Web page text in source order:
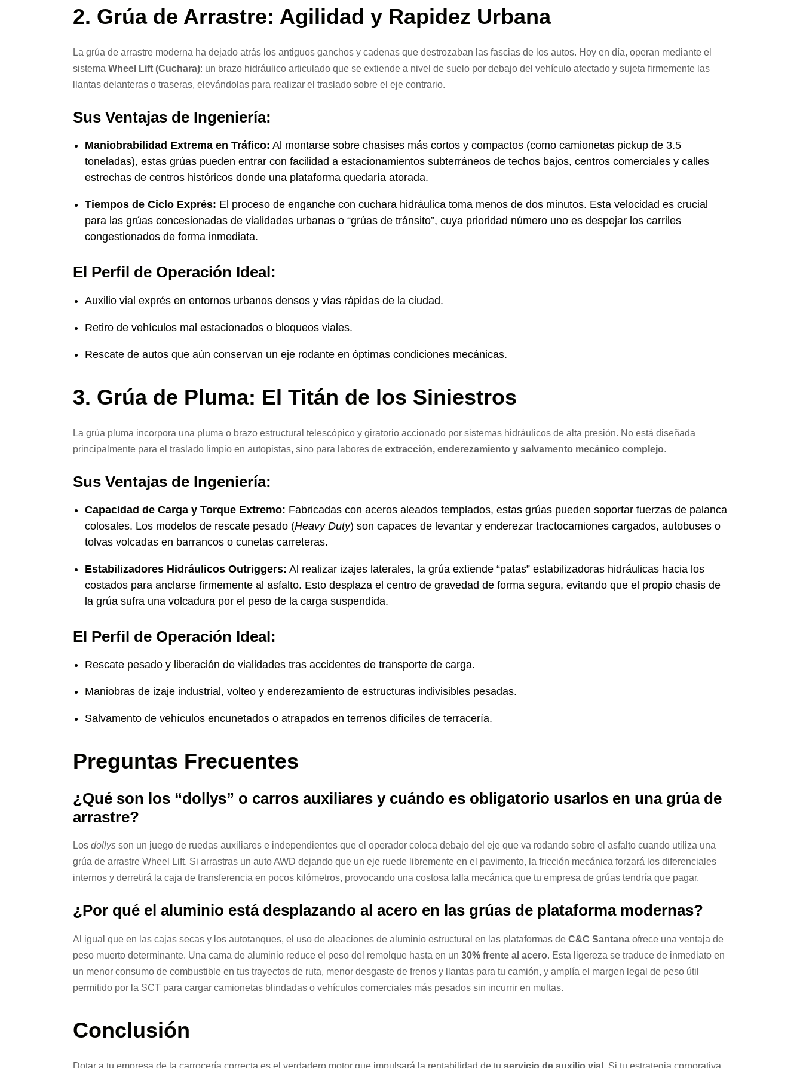
2. Grúa de Arrastre: Agilidad y Rapidez Urbana
La grúa de arrastre moderna ha dejado atrás los antiguos ganchos y cadenas que destrozaban las fascias de los autos. Hoy en día, operan mediante el
sistema Wheel Lift (Cuchara): un brazo hidráulico articulado que se extiende a nivel de suelo por debajo del vehículo afectado y sujeta firmemente las
llantas delanteras o traseras, elevándolas para realizar el traslado sobre el eje contrario.
Sus Ventajas de Ingeniería:
Maniobrabilidad Extrema en Tráfico: Al montarse sobre chasises más cortos y compactos (como camionetas pickup de 3.5
toneladas), estas grúas pueden entrar con facilidad a estacionamientos subterráneos de techos bajos, centros comerciales y calles
estrechas de centros históricos donde una plataforma quedaría atorada.
Tiempos de Ciclo Exprés: El proceso de enganche con cuchara hidráulica toma menos de dos minutos. Esta velocidad es crucial
para las grúas concesionadas de vialidades urbanas o “grúas de tránsito”, cuya prioridad número uno es despejar los carriles
congestionados de forma inmediata.
El Perfil de Operación Ideal:
Auxilio vial exprés en entornos urbanos densos y vías rápidas de la ciudad.
Retiro de vehículos mal estacionados o bloqueos viales.
Rescate de autos que aún conservan un eje rodante en óptimas condiciones mecánicas.
3. Grúa de Pluma: El Titán de los Siniestros
La grúa pluma incorpora una pluma o brazo estructural telescópico y giratorio accionado por sistemas hidráulicos de alta presión. No está diseñada
principalmente para el traslado limpio en autopistas, sino para labores de extracción, enderezamiento y salvamento mecánico complejo.
Sus Ventajas de Ingeniería:
Capacidad de Carga y Torque Extremo: Fabricadas con aceros aleados templados, estas grúas pueden soportar fuerzas de palanca
colosales. Los modelos de rescate pesado (Heavy Duty) son capaces de levantar y enderezar tractocamiones cargados, autobuses o
tolvas volcadas en barrancos o cunetas carreteras.
Estabilizadores Hidráulicos Outriggers: Al realizar izajes laterales, la grúa extiende “patas” estabilizadoras hidráulicas hacia los
costados para anclarse firmemente al asfalto. Esto desplaza el centro de gravedad de forma segura, evitando que el propio chasis de
la grúa sufra una volcadura por el peso de la carga suspendida.
El Perfil de Operación Ideal:
Rescate pesado y liberación de vialidades tras accidentes de transporte de carga.
Maniobras de izaje industrial, volteo y enderezamiento de estructuras indivisibles pesadas.
Salvamento de vehículos encunetados o atrapados en terrenos difíciles de terracería.
Preguntas Frecuentes
¿Qué son los “dollys” o carros auxiliares y cuándo es obligatorio usarlos en una grúa de
arrastre?
Los dollys son un juego de ruedas auxiliares e independientes que el operador coloca debajo del eje que va rodando sobre el asfalto cuando utiliza una
grúa de arrastre Wheel Lift. Si arrastras un auto AWD dejando que un eje ruede libremente en el pavimento, la fricción mecánica forzará los diferenciales
internos y derretirá la caja de transferencia en pocos kilómetros, provocando una costosa falla mecánica que tu empresa de grúas tendría que pagar.
¿Por qué el aluminio está desplazando al acero en las grúas de plataforma modernas?
Al igual que en las cajas secas y los autotanques, el uso de aleaciones de aluminio estructural en las plataformas de C&C Santana ofrece una ventaja de
peso muerto determinante. Una cama de aluminio reduce el peso del remolque hasta en un 30% frente al acero. Esta ligereza se traduce de inmediato en
un menor consumo de combustible en tus trayectos de ruta, menor desgaste de frenos y llantas para tu camión, y amplía el margen legal de peso útil
permitido por la SCT para cargar camionetas blindadas o vehículos comerciales más pesados sin incurrir en multas.
Conclusión
Dotar a tu empresa de la carrocería correcta es el verdadero motor que impulsará la rentabilidad de tu servicio de auxilio vial . Si tu estrategia corporativa